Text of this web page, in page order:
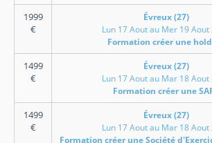
1999
€
Évreux (27)
Lun 17 Aout au Mer 19 Aout
Formation créer une
1499
€
Évreux (27)
Lun 17 Aout au Mar 18 Aout
Formation créer une
1499
€
Évreux (27)
Lun 17 Aout au Mar 18 Aout
Formation créer une Société